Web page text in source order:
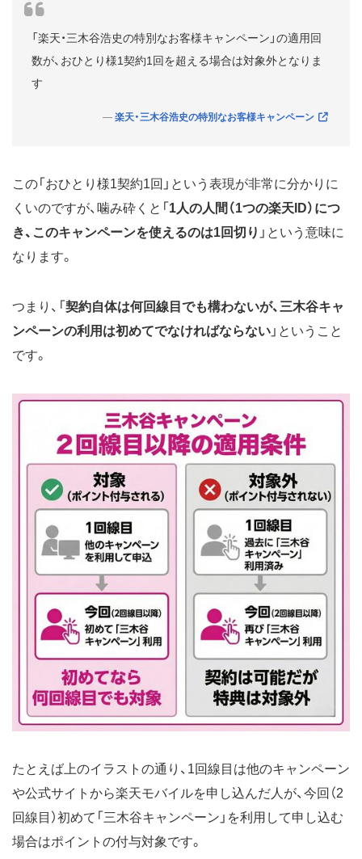
「楽天・三木谷浩史の特別なお客様キャンペーン」の適用回
数が、おひとり様1契約1回を超える場合は対象外となりま
す
楽天・三木谷浩史の特別なお客様キャンペーン
この「おひとり様1契約1回」という表現が非常に分かりに
くいのですが、噛み砕くと「 1人の人間（1つの楽天ID）につ
き、このキャンペーンを使えるのは1回切り 」という意味に
なります。
つまり、「 契約自体は何回線目でも構わないが、三木谷キャ
ンペーンの利用は初めてでなければならない 」ということ
です。
たとえば上のイラストの通り、1回線目は他のキャンペーン
や公式サイトから楽天モバイルを申し込んだ人が、今回（2
回線目）初めて「三木谷キャンペーン」を利用して申し込む
場合はポイントの付与対象です。